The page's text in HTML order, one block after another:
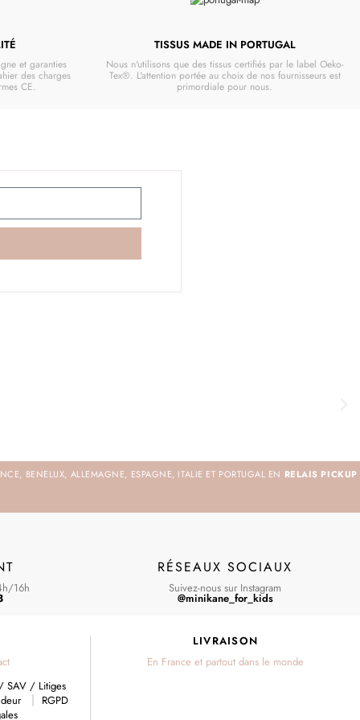
et garanties
des charges
CE.
TISSUS MADE IN PORTUGAL
Nous n'utilisons que des tissus certifiés par le label Oeko-
Tex®. L'attention portée au choix de nos fournisseurs est
primordiale pour nous.
BENELUX, ALLEMAGNE, ESPAGNE, ITALIE ET PORTUGAL EN RELAIS PICKUP
16h
RÉSEAUX SOCIAUX
Suivez-nous sur Instagram
@minikane_for_kids
SAV / Litiges
RGPD
LIVRAISON
En France et partout dans le monde